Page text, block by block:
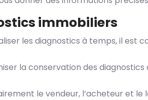
immobiliers
les diagnostics à temps, il est
la conservation des
le vendeur, l’acheteur et